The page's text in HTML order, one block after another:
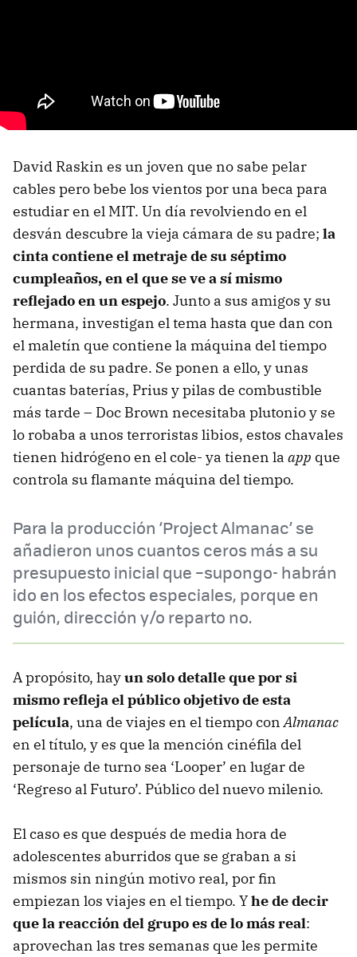
David Raskin es un joven que no sabe pelar
cables pero bebe los vientos por una beca para
estudiar en el MIT. Un día revolviendo en el
desván descubre la vieja cámara de su padre; la
cinta contiene el metraje de su séptimo
cumpleaños, en el que se ve a sí mismo
reflejado en un espejo. Junto a sus amigos y su
hermana, investigan el tema hasta que dan con
el maletín que contiene la máquina del tiempo
perdida de su padre. Se ponen a ello, y unas
cuantas baterías, Prius y pilas de combustible
más tarde – Doc Brown necesitaba plutonio y se
lo robaba a unos terroristas libios, estos chavales
tienen hidrógeno en el cole- ya tienen la app que
controla su flamante máquina del tiempo.
Para la producción ‘Project Almanac’ se
añadieron unos cuantos ceros más a su
presupuesto inicial que –supongo- habrán
ido en los efectos especiales, porque en
guión, dirección y/o reparto no.
A propósito, hayun solo detalle que por si
mismo refleja el público objetivo de esta
película, una de viajes en el tiempo conAlmanac
en el título, y es que la mención cinéfila del
personaje de turno sea ‘Looper’ en lugar de
‘Regreso al Futuro’. Público del nuevo milenio.
El caso es que después de media hora de
adolescentes aburridos que se graban a si
mismos sin ningún motivo real, por fin
empiezan los viajes en el tiempo. Yhe de decir
que la reacción del grupo es de lo más real:
aprovechan las tres semanas que les permite